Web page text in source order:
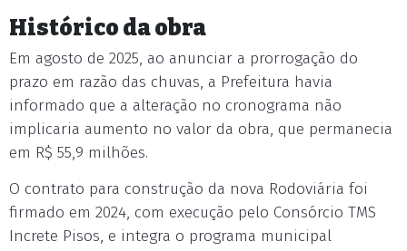
Histórico da obra
Em agosto de 2025, ao anunciar a prorrogação do
prazo em razão das chuvas, a Prefeitura havia
informado que a alteração no cronograma não
implicaria aumento no valor da obra, que permanecia
em R$ 55,9 milhões.
O contrato para construção da nova Rodoviária foi
firmado em 2024, com execução pelo Consórcio TMS
Increte Pisos, e integra o programa municipal